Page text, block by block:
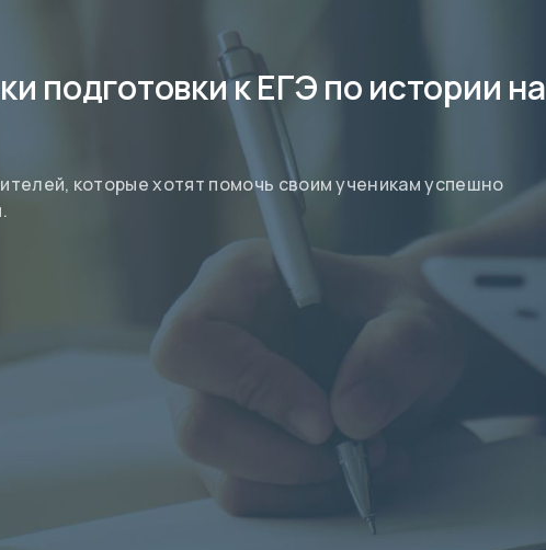
подготовки к ЕГЭ по истории на
которые хотят помочь своим ученикам успешно